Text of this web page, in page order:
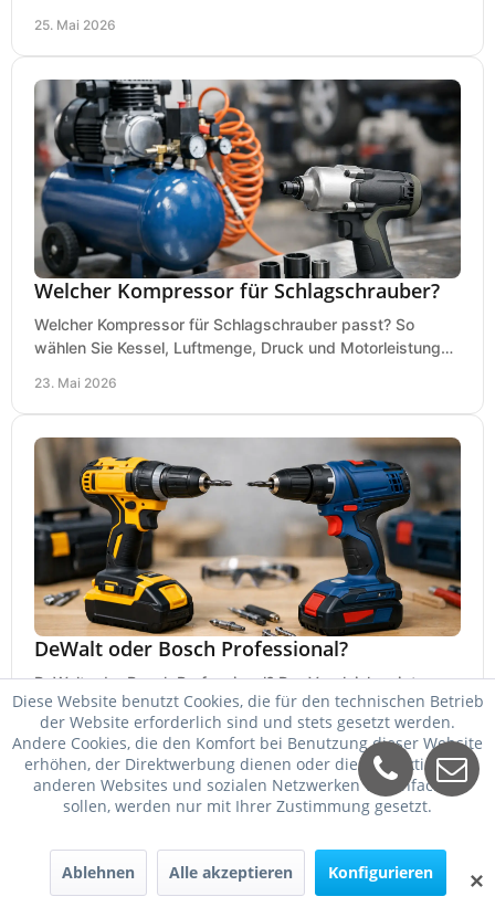
25. Mai 2026
Welcher Kompressor für Schlagschrauber?
Welcher Kompressor für Schlagschrauber passt? So
wählen Sie Kessel, Luftmenge, Druck und Motorleistung
23. Mai 2026
DeWalt oder Bosch Professional?
DeWalt oder Bosch Professional? Der Vergleich zeigt,
welche Marke bei Akku, Leistung, Ergonomie, Sortiment
und Preis besser zu Ihrem Einsatz passt.
21. Mai 2026
✕
Diese Website benutzt Cookies, die für den technischen Betrieb
der Website erforderlich sind und stets gesetzt werden.
Andere Cookies, die den Komfort bei Benutzung dieser Website
erhöhen, der Direktwerbung dienen oder die Interaktion mit
anderen Websites und sozialen Netzwerken vereinfachen
sollen, werden nur mit Ihrer Zustimmung gesetzt.
Ablehnen Alle akzeptieren Konfigurieren